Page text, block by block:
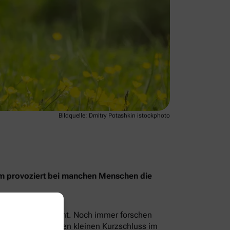
Bildquelle: Dmitry Potashkin istockphoto
provoziert bei manchen Menschen die
sondern ihr Licht. Noch immer forschen
sozusagen einen kleinen Kurzschluss im